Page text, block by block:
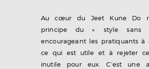
Au cœur du Jeet Kune Do
principe du « style sans
encourageant les pratiquants à
ce qui est utile et à rejeter
inutile pour eux. C’est une